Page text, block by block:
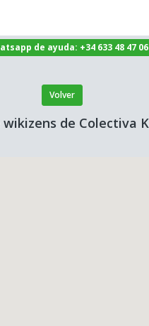
de ayuda: +34 633 48 47 06
Volver